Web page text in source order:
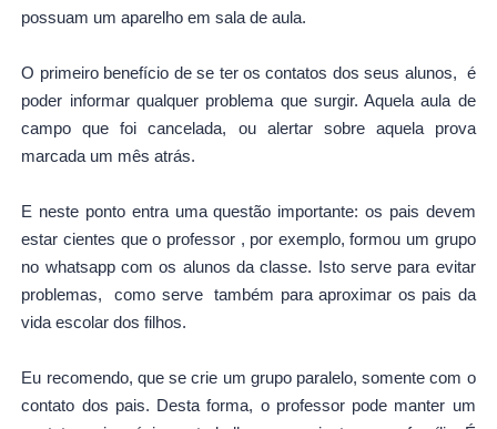
possuam um aparelho em sala de aula.
O primeiro benefício de se ter os contatos dos seus alunos, é
poder informar qualquer problema que surgir. Aquela aula de
campo que foi cancelada, ou alertar sobre aquela prova
marcada um mês atrás.
E neste ponto entra uma questão importante: os pais devem
estar cientes que o professor , por exemplo, formou um grupo
no whatsapp com os alunos da classe. Isto serve para evitar
problemas, como serve também para aproximar os pais da
vida escolar dos filhos.
Eu recomendo, que se crie um grupo paralelo, somente com o
contato dos pais. Desta forma, o professor pode manter um